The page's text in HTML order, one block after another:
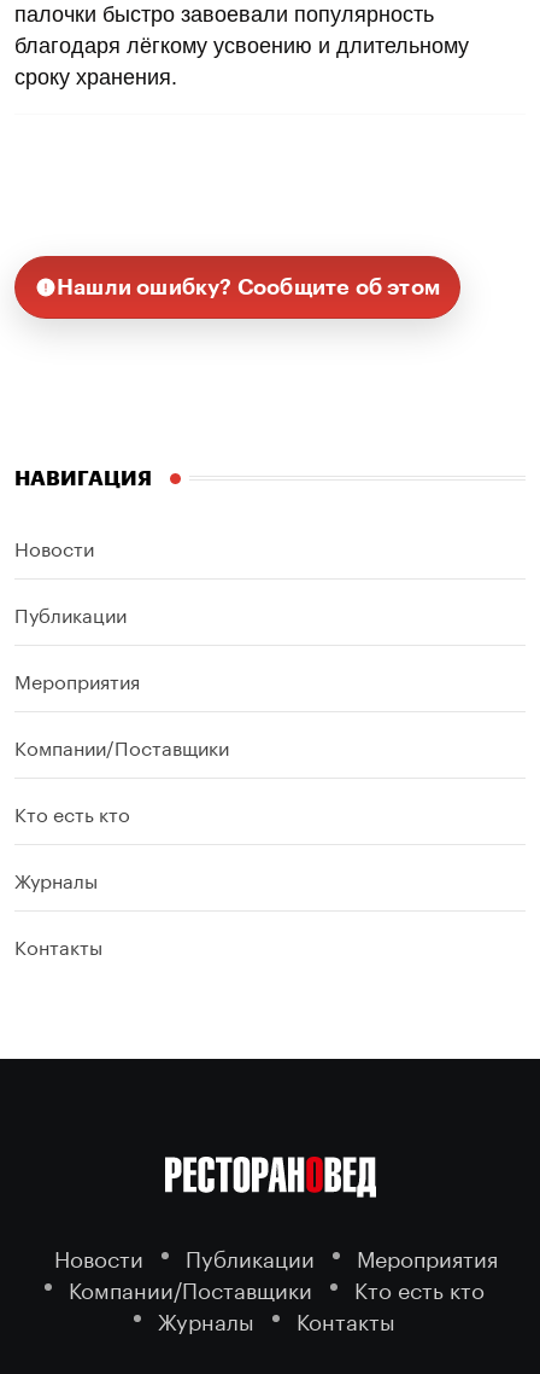
палочки быстро завоевали популярность
благодаря лёгкому усвоению и длительному
сроку хранения.
Нашли ошибку? Сообщите об этом
НАВИГАЦИЯ
Новости
Публикации
Мероприятия
Компании/Поставщики
Кто есть кто
Журналы
Контакты
Новости Публикации
Мероприятия
Компании/Поставщики
Кто есть кто
Журналы
Контакты